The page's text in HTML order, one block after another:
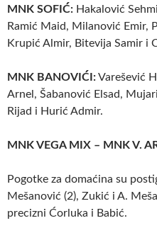
MNK SOFIĆ: Hakalović
Ramić Maid, Milanović Emir,
Krupić Almir, Bitevija Samir i
MNK BANOVIĆI:Varešević
Arnel, Šabanović Elsad,
Rijad i Hurić Admir.
MNK VEGA MIX – MNK V.
Pogotke za domaćina su
Mešanović (2), Zukić i A.
precizni Ćorluka i Babić.